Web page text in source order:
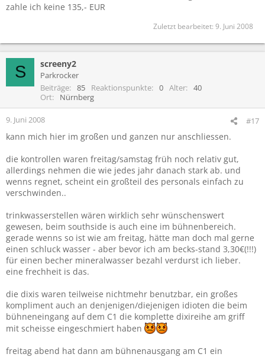
zahle ich keine 135,- EUR
Zuletzt bearbeitet: 9. Juni 2008
S screeny2
Parkrocker
Beiträge
85 Reaktionspunkte 0 Alter
40
Ort
Nürnberg
9. Juni 2008 #17
kann mich hier im großen und ganzen nur anschliessen.
die kontrollen waren freitag/samstag früh noch relativ gut,
allerdings nehmen die wie jedes jahr danach stark ab. und
wenns regnet, scheint ein großteil des personals einfach zu
verschwinden..
trinkwasserstellen wären wirklich sehr wünschenswert
gewesen, beim southside is auch eine im bühnenbereich.
gerade wenns so ist wie am freitag, hätte man doch mal gerne
einen schluck wasser - aber bevor ich am becks-stand 3,30€(!!!)
für einen becher mineralwasser bezahl verdurst ich lieber.
eine frechheit is das.
die dixis waren teilweise nichtmehr benutzbar, ein großes
kompliment auch an denjenigen/diejenigen idioten die beim
bühneneingang auf dem C1 die komplette dixireihe am griff
mit scheisse eingeschmiert haben
freitag abend hat dann am bühnenausgang am C1 ein